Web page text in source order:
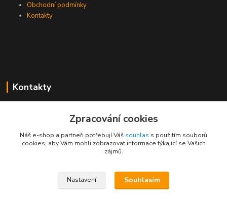
Obchodní podmínky
Kontakty
Kontakty
+420 733 530 378
(Po-Pá, 8-15 hod.)
Zpracování cookies
Náš e-shop a partneři potřebují Váš souhlas s použitím souborů
cookies, aby Vám mohli zobrazovat informace týkající se Vašich
zájmů.
Nastavení Souhlasím